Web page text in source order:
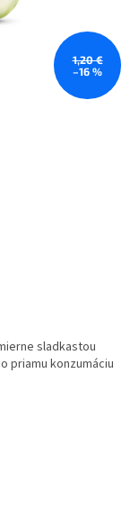
1,20 €
–16 %
sladkastou
priamu konzumáciu